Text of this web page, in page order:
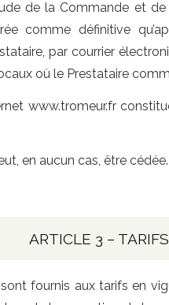
de la Commande et
comme définitive
par courrier
où le Prestataire
www.tromeur.fr
en aucun cas, être cédée.
ARTICLE 3 – TARIFS
fournis aux tarifs en